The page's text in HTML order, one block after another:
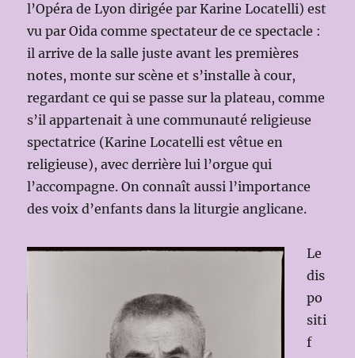
l’Opéra de Lyon dirigée par Karine Locatelli) est
vu par Oida comme spectateur de ce spectacle :
il arrive de la salle juste avant les premières
notes, monte sur scène et s’installe à cour,
regardant ce qui se passe sur la plateau, comme
s’il appartenait à une communauté religieuse
spectatrice (Karine Locatelli est vêtue en
religieuse), avec derrière lui l’orgue qui
l’accompagne. On connaît aussi l’importance
des voix d’enfants dans la liturgie anglicane.
Le
dis
po
siti
f